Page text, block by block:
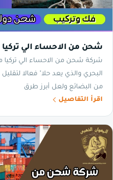
شحن من الاحساء الي تركيا
شركة شحن من الاحساء الي
البحري والذي يعد حلا" فعالا
من البضائع ولعل أبرز طرق
اقرأ التفاصيل